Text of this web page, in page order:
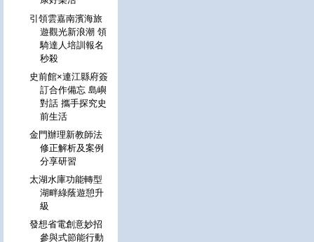
引領雲嘉南濱海旅
遊觀光新浪潮 領
騎達人培訓報名
秒殺
史前館×連江縣府簽
訂合作備忘 島嶼
對話 攜手探究史
前生活
金門辦理新教師法
修正解析及案例
分享研習
太湖水庫功能轉型
湖畔綠蔭遊憩升
級
發想省電創意妙招
參與式節能行動